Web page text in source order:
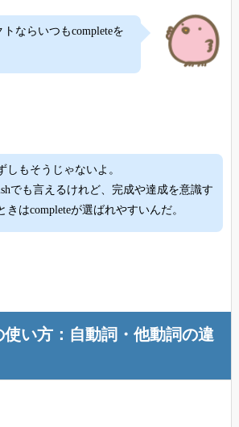
ならいつもcompleteを
しもそうじゃないよ。
でも言えるけれど、完成や達成を意識す
きはcompleteが選ばれやすいんだ。
使い方：自動詞・他動詞の違